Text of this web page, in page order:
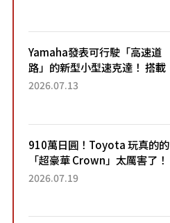
Yamaha發表可行駛「高速道
路」的新型小型速克達！ 搭載
能享受超強勁「渦輪感」的動
2026.07.13
910萬日圓！Toyota 玩真的的
「超豪華 Crown」太厲害了！
採用由「匠人技藝」打造的
2026.07.19